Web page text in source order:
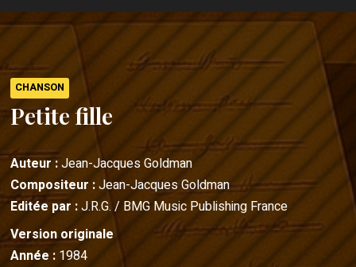
CHANSON
Petite fille
Auteur :Jean-Jacques Goldman
Compositeur :Jean-Jacques Goldman
Editée par :J.R.G. / BMG Music Publishing France
Version originale
Année :1984